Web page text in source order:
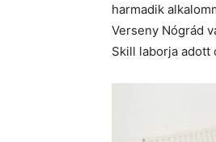
harmadik
Verseny Nógrád
Skill laborja adott